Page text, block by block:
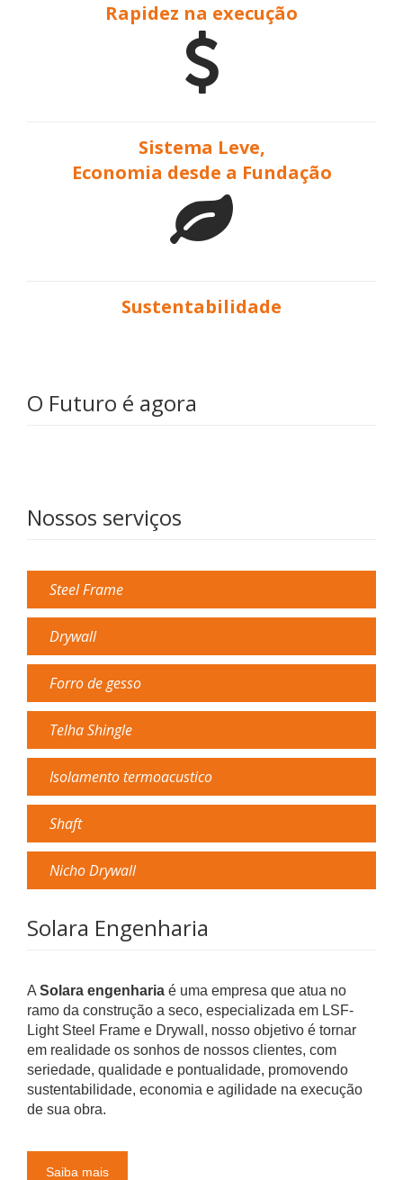
Rapidez na execução
Sistema Leve,
Economia desde a Fundação
Sustentabilidade
O Futuro é agora
Nossos serviços
Steel Frame
Drywall
Forro de gesso
Telha Shingle
Isolamento termoacustico
Shaft
Nicho Drywall
Solara Engenharia
A Solara engenharia é uma empresa que atua no
ramo da construção a seco, especializada em LSF-
Light Steel Frame e Drywall, nosso objetivo é tornar
em realidade os sonhos de nossos clientes, com
seriedade, qualidade e pontualidade, promovendo
sustentabilidade, economia e agilidade na execução
de sua obra.
Saiba mais